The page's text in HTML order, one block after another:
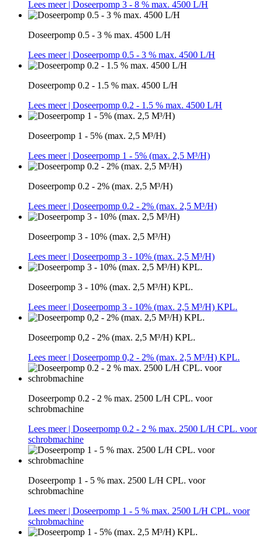
Lees meer | Doseerpomp 3 - 8 % max. 4500 L/H
Doseerpomp 0.5 - 3 % max. 4500 L/H
Lees meer | Doseerpomp 0.5 - 3 % max. 4500 L/H
Doseerpomp 0.2 - 1.5 % max. 4500 L/H
Lees meer | Doseerpomp 0.2 - 1.5 % max. 4500 L/H
Doseerpomp 1 - 5% (max. 2,5 M³/H)
Lees meer | Doseerpomp 1 - 5% (max. 2,5 M³/H)
Doseerpomp 0.2 - 2% (max. 2,5 M³/H)
Lees meer | Doseerpomp 0.2 - 2% (max. 2,5 M³/H)
Doseerpomp 3 - 10% (max. 2,5 M³/H)
Lees meer | Doseerpomp 3 - 10% (max. 2,5 M³/H)
Doseerpomp 3 - 10% (max. 2,5 M³/H) KPL.
Lees meer | Doseerpomp 3 - 10% (max. 2,5 M³/H) KPL.
Doseerpomp 0,2 - 2% (max. 2,5 M³/H) KPL.
Lees meer | Doseerpomp 0,2 - 2% (max. 2,5 M³/H) KPL.
Doseerpomp 0.2 - 2 % max. 2500 L/H CPL. voor
schrobmachine
Lees meer | Doseerpomp 0.2 - 2 % max. 2500 L/H CPL. voor
schrobmachine
Doseerpomp 1 - 5 % max. 2500 L/H CPL. voor
schrobmachine
Lees meer | Doseerpomp 1 - 5 % max. 2500 L/H CPL. voor
schrobmachine